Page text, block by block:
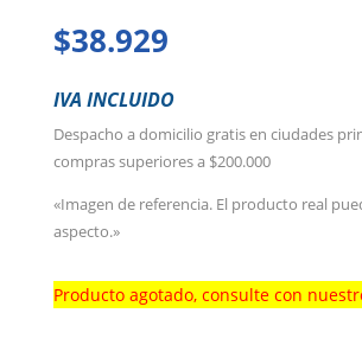
$38.929
IVA INCLUIDO
Despacho a domicilio gratis en ciudades
compras superiores a $200.000
«Imagen de referencia. El producto real
aspecto.»
Producto agotado, consulte con